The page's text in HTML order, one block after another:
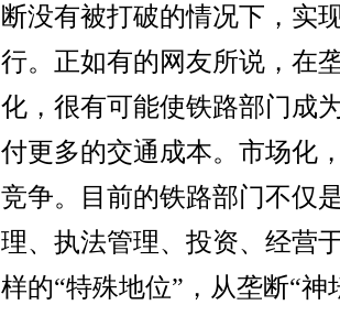
断没有被打破的情况下，实
行。正如有的网友所说，在
化，很有可能使铁路部门成
付更多的交通成本。市场化
竞争。目前的铁路部门不仅
理、执法管理、投资、经营
样的“特殊地位”，从垄断“